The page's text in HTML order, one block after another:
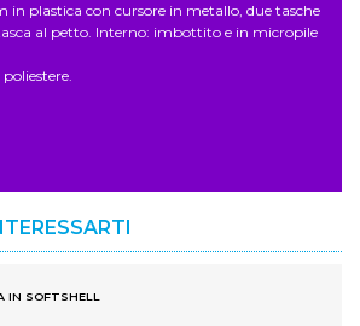
in plastica con cursore in metallo, due tasche
al petto. Interno: imbottito e in micropile
IN SOFTSHELL